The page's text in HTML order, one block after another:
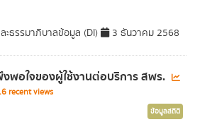
ะธรรมาภิบาลข้อมูล (DI) 3 ธันวาคม 2568
พอใจของผู้ใช้งานต่อบริการ สพร.
recent views
ข้อมูลสถิติ